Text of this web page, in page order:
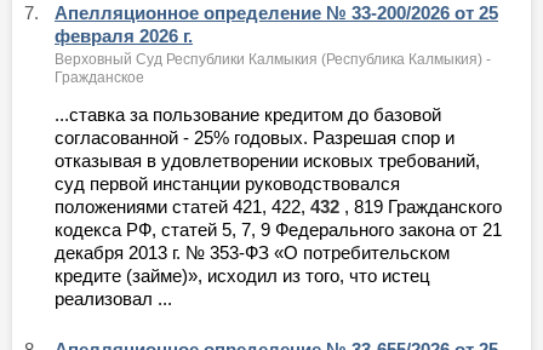
7.
Апелляционное определение № 33-200/2026 от 25
февраля 2026 г.
Верховный Суд Республики Калмыкия (Республика Калмыкия) -
Гражданское
...ставка за пользование кредитом до базовой
согласованной - 25% годовых. Разрешая спор и
отказывая в удовлетворении исковых требований,
суд первой инстанции руководствовался
положениями статей 421, 422, 432 , 819 Гражданского
кодекса РФ, статей 5, 7, 9 Федерального закона от 21
декабря 2013 г. № 353-ФЗ «О потребительском
кредите (займе)», исходил из того, что истец
реализовал ...